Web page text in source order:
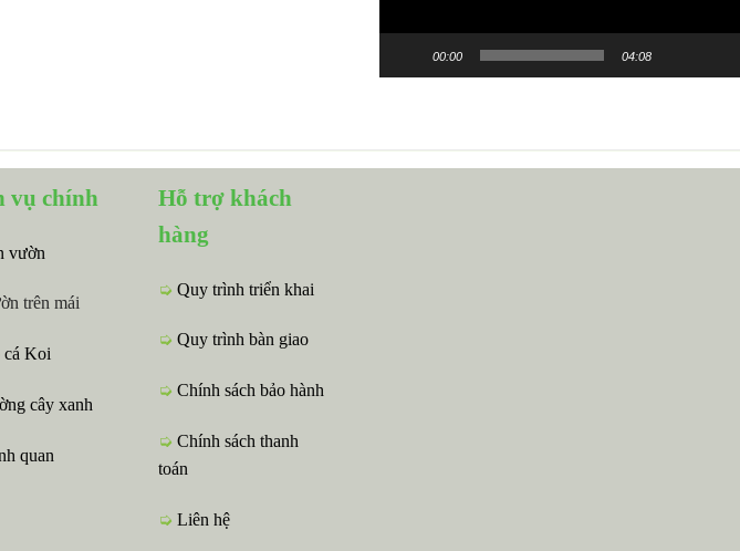
00:00 04:08
vụ chính
vườn
trên mái
cá Koi
cây xanh
quan
Hỗ trợ khách
hàng
➭ Quy trình triển khai
➭ Quy trình bàn giao
➭ Chính sách bảo hành
➭ Chính sách thanh
toán
➭ Liên hệ